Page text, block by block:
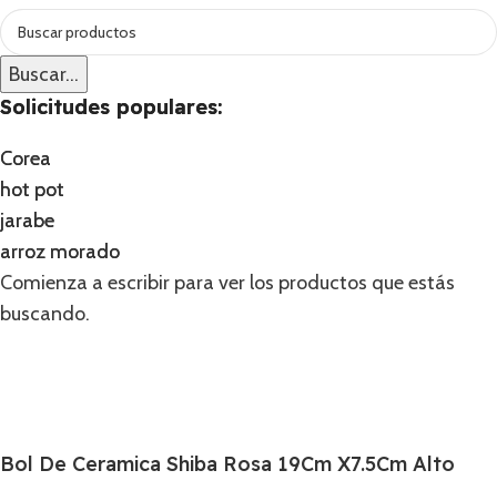
Buscar...
Solicitudes populares:
Corea
hot pot
jarabe
arroz morado
Buscar...
Solicitudes populares:
Corea
hot pot
jarabe
arroz morado
Comienza a escribir para ver los productos que estás
buscando.
Bol De Ceramica Shiba Rosa 19Cm X7.5Cm Alto